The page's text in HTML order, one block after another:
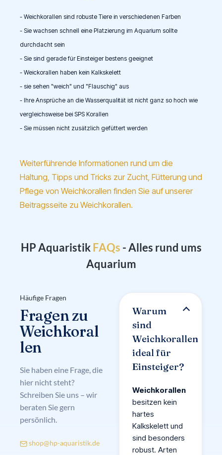
- Weichkorallen sind robuste Tiere in verschiedenen Farben
- Sie wachsen schnell eine Platzierung im Aquarium sollte
durchdacht sein
- Sie sind gerade für Einsteiger bestens geeignet
- Weickorallen haben kein Kalkskelett
- sie sehen "weich" und "Flauschig" aus
- Ihre Ansprüche an die Wasserqualität ist nicht ganz so hoch wie
vergleichsweise bei SPS Korallen
- Sie müssen nicht zusätzlich gefüttert werden
Weiterführende Informationen rund um die
Haltung, Tipps und Tricks zur Zucht, Fütterung und
Pflege von Weichkorallen finden Sie auf unserer
Beitragsseite zu Weichkorallen.
HP AquaristikF
- Alles rund ums
Aquarium
Häufige Fragen
Fragen zu
Weichkoral
len
Sie haben eine Frage, die
hier nicht steht?
Schreiben Sie uns – wir
beraten Sie gern
persönlich.
shop@hp-aquaristik.de
Warum
sind
Weichkorallen
ideal für
Einsteiger?
Weichkorallen
besitzen kein
hartes
Kalkskelett und
sind besonders
robust. Arten